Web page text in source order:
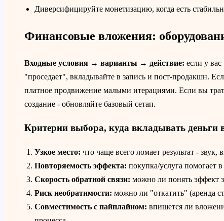
Диверсифицируйте монетизацию, когда есть
Финансовые вложения:
Входные условия → варианты → действие: если у
"проседает", вкладывайте в запись и пост‑продакшн.
платное продвижение малыми итерациями. Если вы
создание - обновляйте базовый сетап.
Критерии выбора, куда вкладывать деньги
Узкое место: что чаще всего ломает результат -
Повторяемость эффекта: покупка/услуга помогает
Скорость обратной связи: можно ли понять эффект
Риск необратимости: можно ли "откатить" (аренда
Совместимость с пайплайном: впишется ли